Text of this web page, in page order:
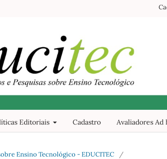
Editoriais Cadastro Avaliadores Ad
Ensino Tecnológico - EDUCITEC
/